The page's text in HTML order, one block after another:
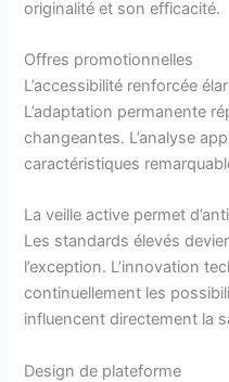
originalité et son efficacité.
Offres promotionnelles
L’accessibilité renforcée
L’adaptation permanente
changeantes. L’analyse
caractéristiques
La veille active permet
Les standards élevés
l’exception. L’innovation
continuellement les
influencent directement la
Design de plateforme